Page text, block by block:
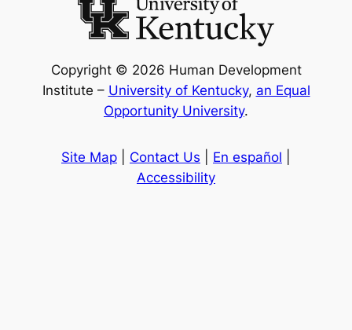
Copyright © 2026 Human Development
Institute – University of Kentucky, an Equal
Opportunity University.
Site Map Contact Us En español
Accessibility